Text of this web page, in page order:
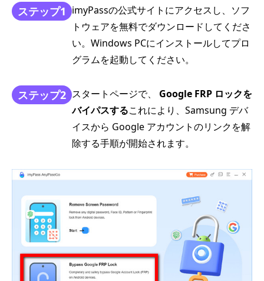
ステップ1 imyPassの公式サイトにアクセスし、ソフ
トウェアを無料でダウンロードしてくださ
い。Windows PCにインストールしてプロ
グラムを起動してください。
ステップ2 スタートページで、 Google FRP ロックを
バイパスするこれにより、Samsung デバ
イスから Google アカウントのリンクを解
除する手順が開始されます。